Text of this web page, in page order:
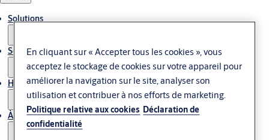
Solutions
Service
Histoires
À propos de nous
En cliquant sur « Accepter tous les cookies », vous
acceptez le stockage de cookies sur votre appareil pour
améliorer la navigation sur le site, analyser son
utilisation et contribuer à nos efforts de marketing.
Politique relative aux cookies Déclaration de
confidentialité